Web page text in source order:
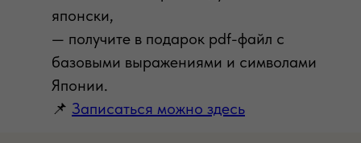
японски,
— получите в подарок pdf-файл с
базовыми выражениями и символами
Японии.
📌 Записаться можно здесь